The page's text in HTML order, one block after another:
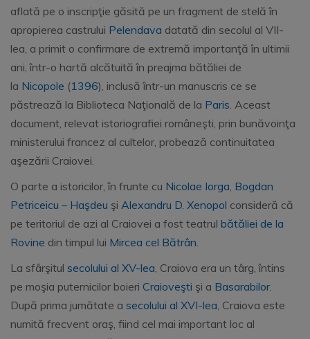
aflată pe o inscripţie găsită pe un fragment de stelă în
apropierea castrului Pelendava datată din secolul al VII-
lea, a primit o confirmare de extremă importanţă în ultimii
ani, într-o hartă alcătuită în preajma bătăliei de
la Nicopole (1396), inclusă într-un manuscris ce se
păstrează la Biblioteca Naţională de la Paris. Aceast
document, relevat istoriografiei româneşti, prin bunăvoinţa
ministerului francez al cultelor, probează continuitatea
aşezării Craiovei.
O parte a istoricilor, în frunte cu Nicolae Iorga, Bogdan
Petriceicu – Haşdeu şi Alexandru D. Xenopol consideră că
pe teritoriul de azi al Craiovei a fost teatrul bătăliei de la
Rovine din timpul lui Mircea cel Bătrân.
La sfârşitul secolului al XV-lea, Craiova era un târg, întins
pe moşia puternicilor boieri Craioveşti şi a Basarabilor.
După prima jumătate a secolului al XVI-lea, Craiova este
numită frecvent oraş, fiind cel mai important loc al